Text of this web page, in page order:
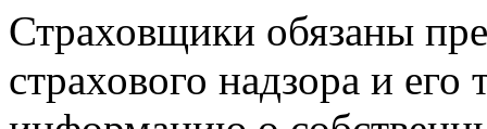
Страховщики обязаны
страхового надзора и